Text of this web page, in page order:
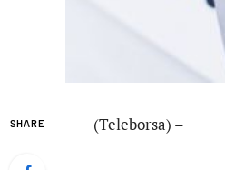
SHARE (Teleborsa) –